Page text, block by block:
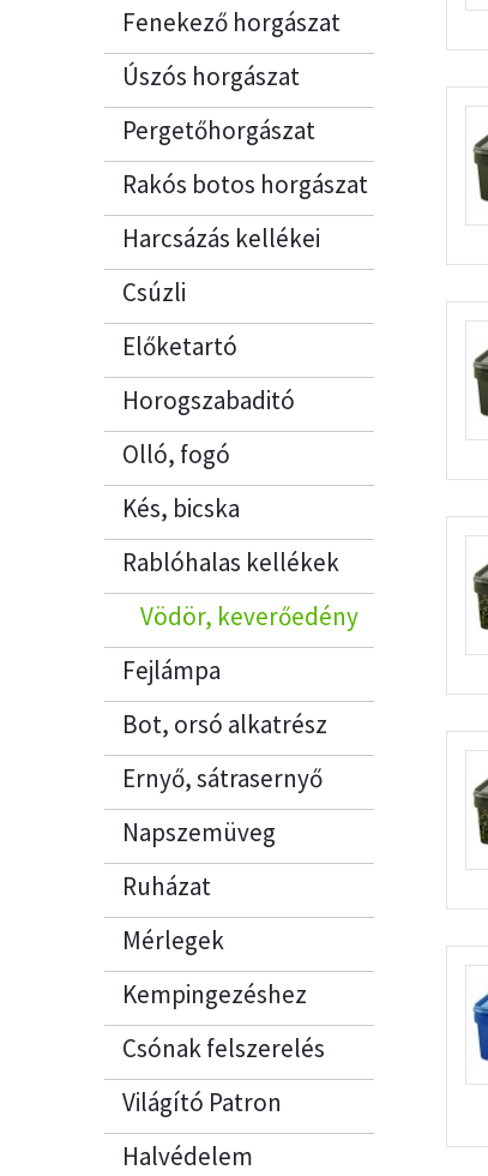
Fenekező horgászat
kellékei
Úszós horgászat
kellékei
Pergetőhorgászat
kellékei
Rakós botos horgászat
kellékei
Harcsázás kellékei
Csúzli
Előketartó
Horogszabaditó
Olló, fogó
Kés, bicska
Rablóhalas kellékek
Vödör, keverőedény
Fejlámpa
Bot, orsó alkatrész
Ernyő, sátrasernyő
Napszemüveg
Ruházat
Mérlegek
Kempingezéshez
Csónak felszerelés
Világító Patron
Halvédelem